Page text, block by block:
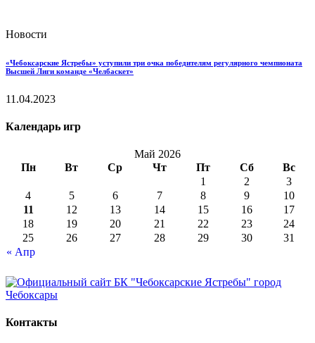
Новости
«Чебоксарские Ястребы» уступили три очка победителям регулярного чемпионата
Высшей Лиги команде «Челбаскет»
11.04.2023
Календарь игр
Май 2026
Пн
Вт Ср Чт Пт Сб Вс
« Апр
1 2
3
4
5 6 7 8 9
10
11
12 13 14 15 16
17
18
19 20 21 22 23
24
25
26 27 28 29 30 31
Контакты